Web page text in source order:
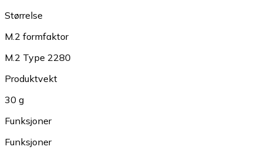
Størrelse
M.2 formfaktor
M.2 Type 2280
Produktvekt
30 g
Funksjoner
Funksjoner